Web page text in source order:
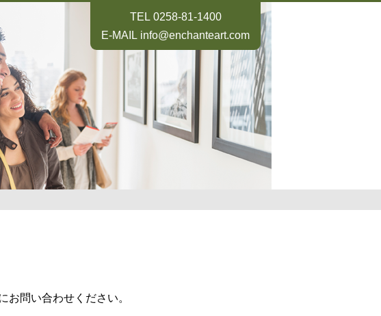
TEL 0258-81-1400
E-MAIL info@enchanteart.com
お問い合わせください。